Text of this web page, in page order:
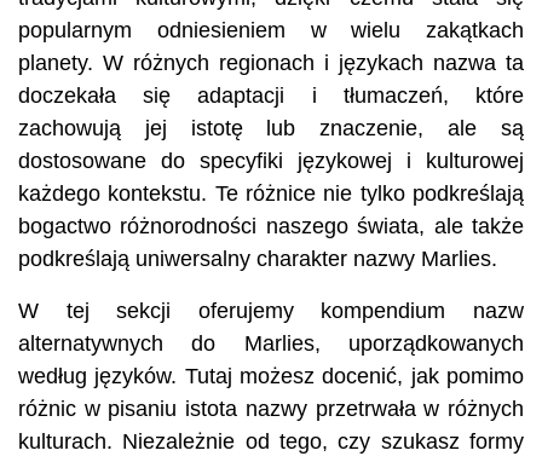
popularnym odniesieniem w wielu zakątkach
planety. W różnych regionach i językach nazwa ta
doczekała się adaptacji i tłumaczeń, które
zachowują jej istotę lub znaczenie, ale są
dostosowane do specyfiki językowej i kulturowej
każdego kontekstu. Te różnice nie tylko podkreślają
bogactwo różnorodności naszego świata, ale także
podkreślają uniwersalny charakter nazwy Marlies.
W tej sekcji oferujemy kompendium nazw
alternatywnych do Marlies, uporządkowanych
według języków. Tutaj możesz docenić, jak pomimo
różnic w pisaniu istota nazwy przetrwała w różnych
kulturach. Niezależnie od tego, czy szukasz formy